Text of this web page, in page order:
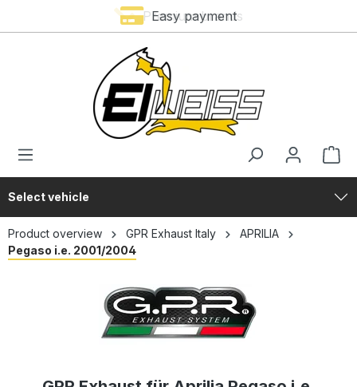
Premium brands
Easy payment
Select vehicle
Product overview GPR Exhaust Italy
APRILIA
Pegaso i.e. 2001/2004